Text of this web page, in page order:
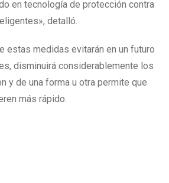
en tecnología de protección contra
detalló.
estas medidas evitarán en un futuro
disminuirá considerablemente los
y de una forma u otra permite que
más rápido.